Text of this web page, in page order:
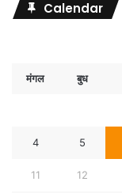
Calendar
मंगल बुध
4 5
11 12